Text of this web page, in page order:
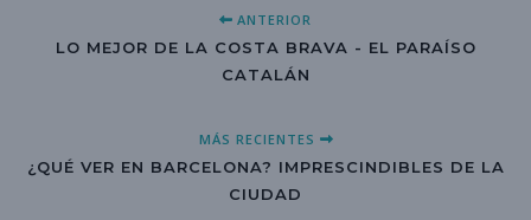
ANTERIOR
LO MEJOR DE LA COSTA BRAVA - EL PARAÍSO
CATALÁN
MÁS RECIENTES
¿QUÉ VER EN BARCELONA? IMPRESCINDIBLES DE LA
CIUDAD